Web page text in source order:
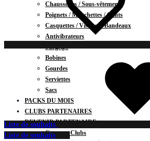
Chaussettes / Sous-vêtements
Poignets / Manchettes / Gants
Casquettes / Visières / Bandeaux
Antivibrateurs
Surgrips
Bobines
Gourdes
Serviettes
Sacs
PACKS DU MOIS
CLUBS PARTENAIRES
DEVENIR PARTENAIRE
Contrats Clubs
Liste de souhaits
Liste de souhaits